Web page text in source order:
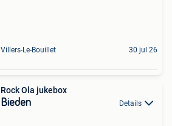
Villers-Le-Bouillet 30 jul 26
Rock Ola jukebox
Bieden Details